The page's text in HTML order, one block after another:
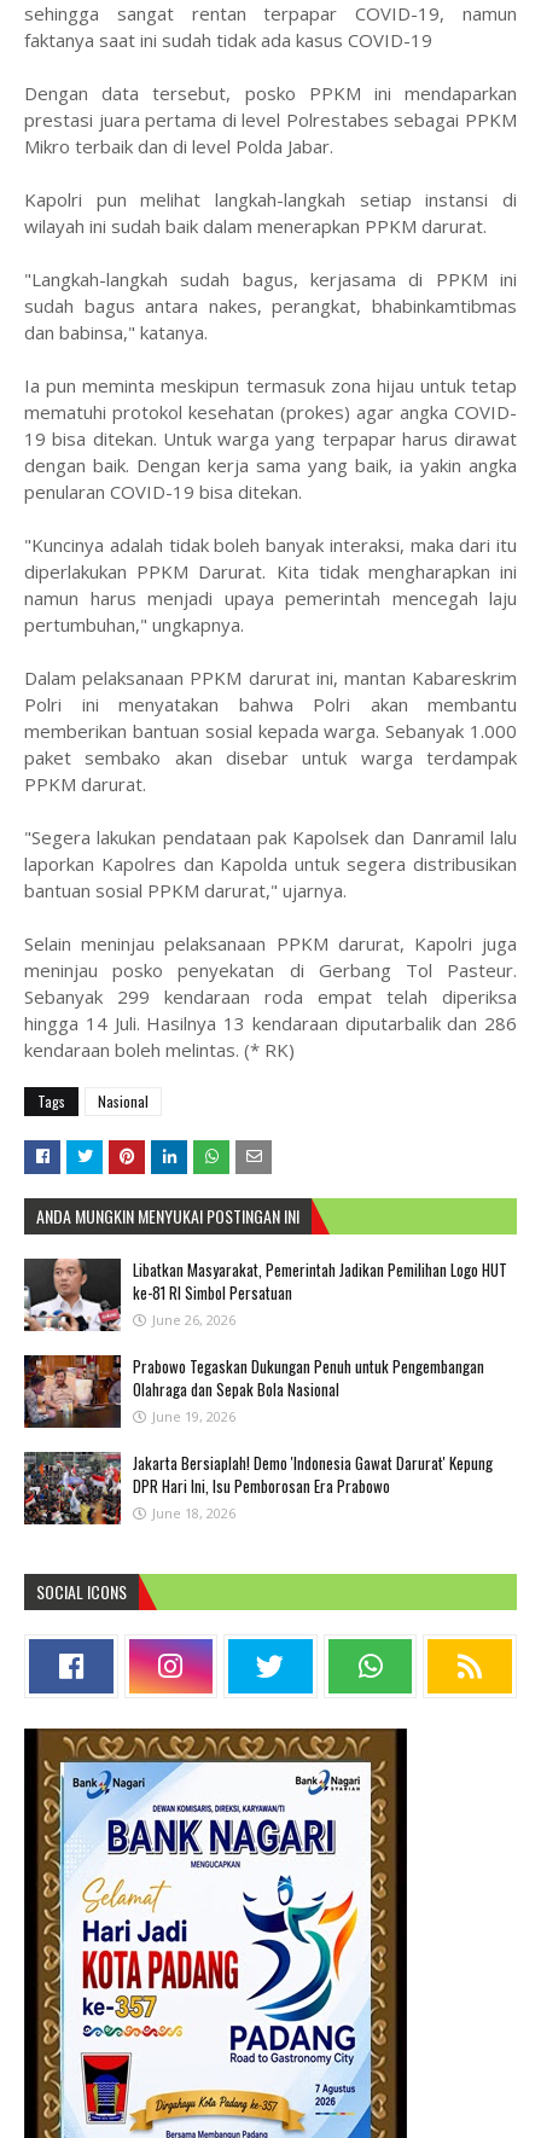
sehingga sangat rentan terpapar COVID-19, namun
faktanya saat ini sudah tidak ada kasus COVID-19
Dengan data tersebut, posko PPKM ini mendaparkan
prestasi juara pertama di level Polrestabes sebagai PPKM
Mikro terbaik dan di level Polda Jabar.
Kapolri pun melihat langkah-langkah setiap instansi di
wilayah ini sudah baik dalam menerapkan PPKM darurat.
"Langkah-langkah sudah bagus, kerjasama di PPKM ini
sudah bagus antara nakes, perangkat, bhabinkamtibmas
dan babinsa," katanya.
Ia pun meminta meskipun termasuk zona hijau untuk tetap
mematuhi protokol kesehatan (prokes) agar angka COVID-
19 bisa ditekan. Untuk warga yang terpapar harus dirawat
dengan baik. Dengan kerja sama yang baik, ia yakin angka
penularan COVID-19 bisa ditekan.
"Kuncinya adalah tidak boleh banyak interaksi, maka dari itu
diperlakukan PPKM Darurat. Kita tidak mengharapkan ini
namun harus menjadi upaya pemerintah mencegah laju
pertumbuhan," ungkapnya.
Dalam pelaksanaan PPKM darurat ini, mantan Kabareskrim
Polri ini menyatakan bahwa Polri akan membantu
memberikan bantuan sosial kepada warga. Sebanyak 1.000
paket sembako akan disebar untuk warga terdampak
PPKM darurat.
"Segera lakukan pendataan pak Kapolsek dan Danramil lalu
laporkan Kapolres dan Kapolda untuk segera distribusikan
bantuan sosial PPKM darurat," ujarnya.
Selain meninjau pelaksanaan PPKM darurat, Kapolri juga
meninjau posko penyekatan di Gerbang Tol Pasteur.
Sebanyak 299 kendaraan roda empat telah diperiksa
hingga 14 Juli. Hasilnya 13 kendaraan diputarbalik dan 286
kendaraan boleh melintas. (* RK)
Tags Nasional
ANDA MUNGKIN MENYUKAI POSTINGAN INI
Libatkan Masyarakat, Pemerintah Jadikan Pemilihan Logo HUT
ke-81 RI Simbol Persatuan
June 26, 2026
Prabowo Tegaskan Dukungan Penuh untuk Pengembangan
Olahraga dan Sepak Bola Nasional
June 19, 2026
Jakarta Bersiaplah! Demo 'Indonesia Gawat Darurat' Kepung
DPR Hari Ini, Isu Pemborosan Era Prabowo
June 18, 2026
SOCIAL ICONS